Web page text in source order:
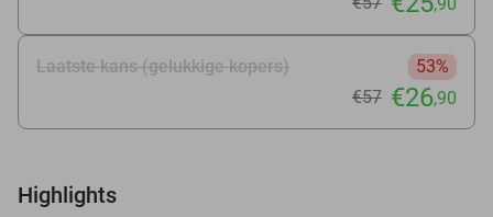
Laatste kans (gelukkige kopers)
53%
€57 €26,90
Highlights